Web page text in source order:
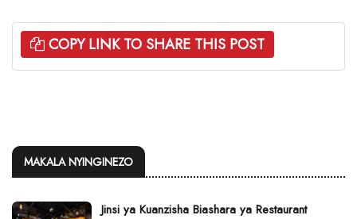
COPY LINK TO SHARE THIS POST
MAKALA NYINGINEZO
Jinsi ya Kuanzisha Biashara ya Restaurant